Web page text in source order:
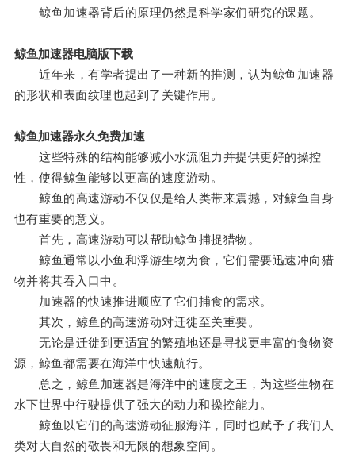
鲸鱼加速器背后的原理仍然是科学家们研究的课题。
鲸鱼加速器电脑版下载
近年来，有学者提出了一种新的推测，认为鲸鱼加速器
的形状和表面纹理也起到了关键作用。
鲸鱼加速器永久免费加速
这些特殊的结构能够减小水流阻力并提供更好的操控
性，使得鲸鱼能够以更高的速度游动。
鲸鱼的高速游动不仅仅是给人类带来震撼，对鲸鱼自身
也有重要的意义。
首先，高速游动可以帮助鲸鱼捕捉猎物。
鲸鱼通常以小鱼和浮游生物为食，它们需要迅速冲向猎
物并将其吞入口中。
加速器的快速推进顺应了它们捕食的需求。
其次，鲸鱼的高速游动对迁徙至关重要。
无论是迁徙到更适宜的繁殖地还是寻找更丰富的食物资
源，鲸鱼都需要在海洋中快速航行。
总之，鲸鱼加速器是海洋中的速度之王，为这些生物在
水下世界中行驶提供了强大的动力和操控能力。
鲸鱼以它们的高速游动征服海洋，同时也赋予了我们人
类对大自然的敬畏和无限的想象空间。